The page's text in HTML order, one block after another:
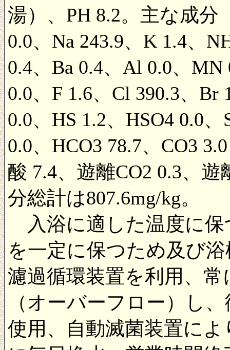
湯）、PH 8.2。主な成
0.0、Na 243.9、K 1.4、
0.4、Ba 0.4、Al 0.0、
0.0、F 1.6、Cl 390.3、Br
0.0、HS 1.2、HSO4 0.0
0.0、HCO3 78.7、CO3
酸 7.4、遊離CO2 0.3、
分総計は807.6mg/kg。
入浴に適した温度に保
を一定に保つため及び
濾過循環装置を利用、
（オーバーフロー）し
使用、自動滅菌装置に